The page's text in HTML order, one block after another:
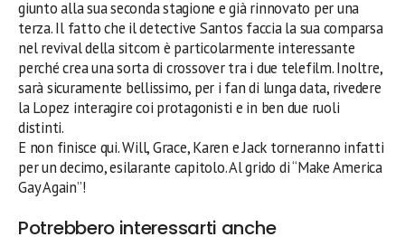
giunto alla sua seconda stagione e già rinnovato per una
terza. Il fatto che il detective Santos faccia la sua comparsa
nel revival della sitcom è particolarmente interessante
perché crea una sorta di crossover tra i due telefilm. Inoltre,
sarà sicuramente bellissimo, per i fan di lunga data, rivedere
la Lopez interagire coi protagonisti e in ben due ruoli
distinti.
E non finisce qui. Will, Grace, Karen e Jack torneranno infatti
per un decimo, esilarante capitolo. Al grido di “Make America
Gay Again”!
Potrebbero interessarti anche